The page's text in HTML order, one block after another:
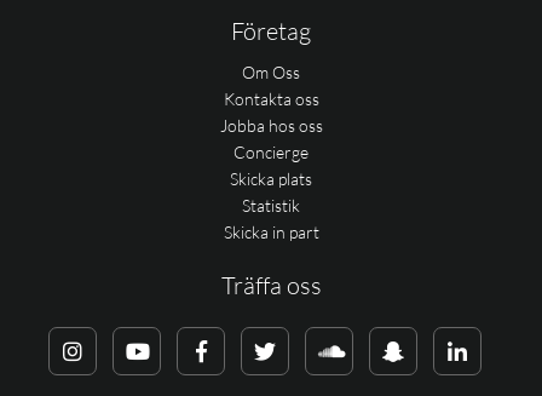
Företag
Om Oss
Kontakta oss
Jobba hos oss
Concierge
Skicka plats
Statistik
Skicka in part
Träffa oss